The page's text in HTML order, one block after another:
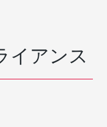
イアンス